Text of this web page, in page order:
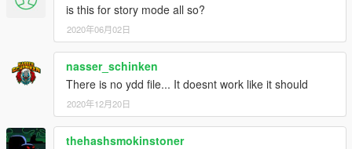
is this for story mode all so?
2020年06月02日
nasser_schinken
There is no ydd file... It doesnt work like it should
2020年12月20日
thehashsmokinstoner